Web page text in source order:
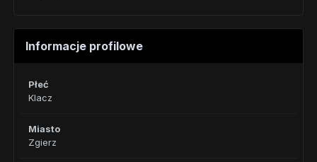
Informacje profilowe
Płeć
Klacz
Miasto
Zgierz